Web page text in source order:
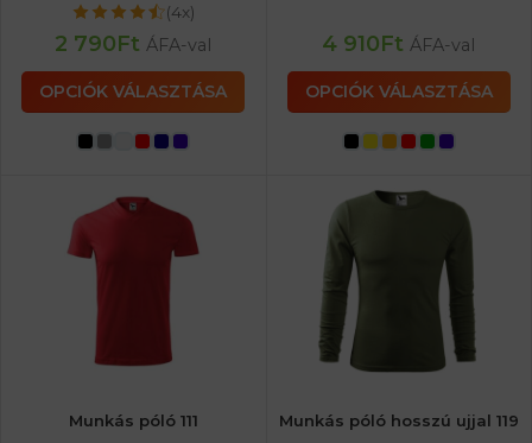
(4x)
2 790Ft ÁFA-val
OPCIÓK VÁLASZTÁSA
4 910Ft ÁFA-val
OPCIÓK VÁLASZTÁSA
Munkás póló 111 Munkás póló hosszú ujjal 119